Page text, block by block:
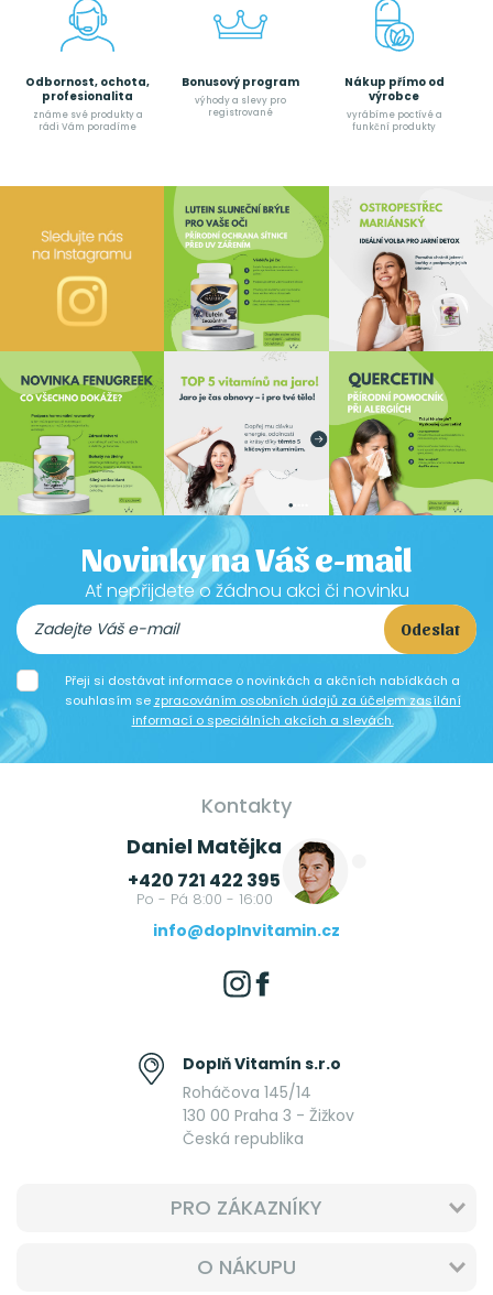
Odbornost, ochota,
profesionalita
známe své produkty a
rádi Vám poradíme
Bonusový program
výhody a slevy pro
registrované
Nákup přímo od
výrobce
vyrábíme poctívé a
funkční produkty
Novinky na Váš e-mail
Ať nepřijdete o žádnou akci či novinku
Odeslat
Přeji si dostávat informace o novinkách a akčních nabídkách a
souhlasím se zpracováním osobních údajů za účelem zasílání
informací o speciálních akcích a slevách.
Kontakty
Daniel Matějka
+420 721 422 395
Po - Pá 8:00 - 16:00
info@doplnvitamin.cz
Doplň Vitamín s.r.o
Roháčova 145/14
130 00 Praha 3 - Žižkov
Česká republika
PRO ZÁKAZNÍKY
O NÁKUPU